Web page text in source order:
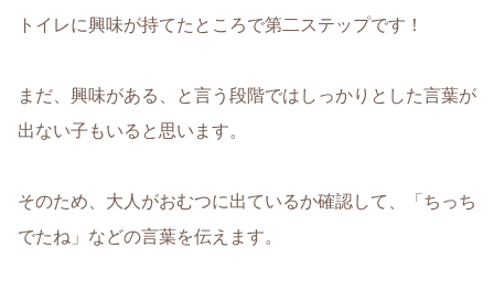
トイレに興味が持てたところで第二ステップです！
まだ、興味がある、と言う段階ではしっかりとした言葉が
出ない子もいると思います。
そのため、大人がおむつに出ているか確認して、
「ちっち
でたね」 などの言葉を伝えます。